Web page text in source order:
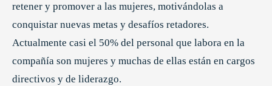
retener y promover a las mujeres, motivándolas a
conquistar nuevas metas y desafíos retadores.
Actualmente casi el 50% del personal que labora en la
compañía son mujeres y muchas de ellas están en cargos
directivos y de liderazgo.